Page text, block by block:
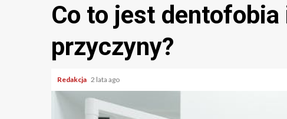
Co to jest dentofobia
przyczyny?
Redakcja 2 lata ago